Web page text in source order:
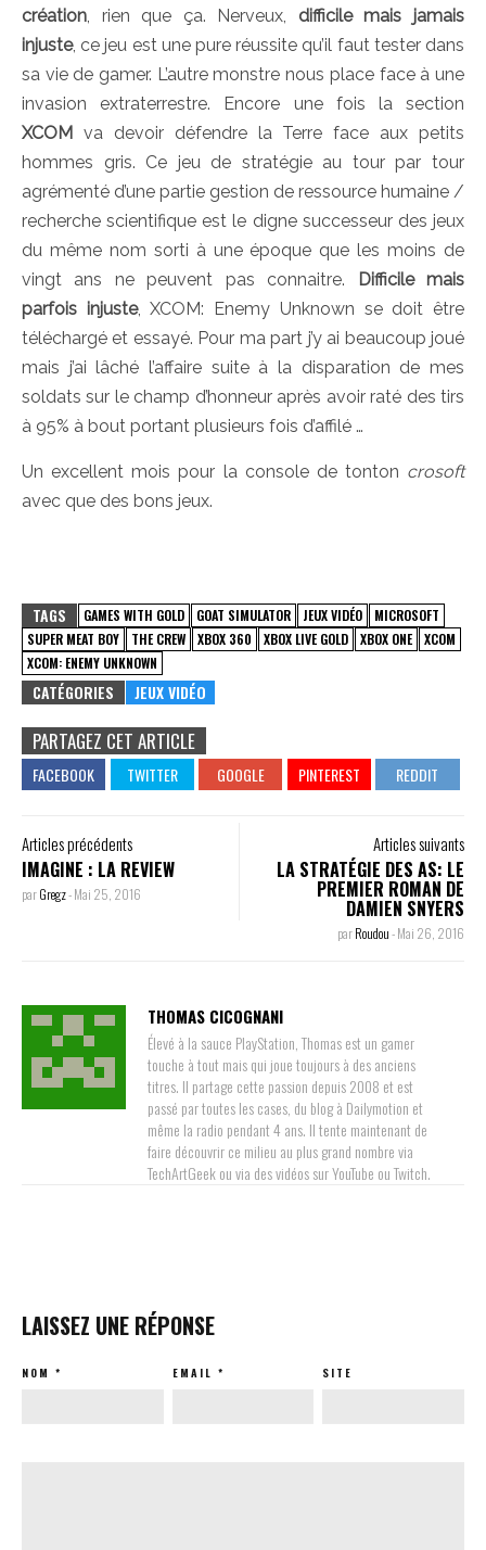
création, rien que ça. Nerveux, difficile mais jamais
injuste, ce jeu est une pure réussite qu’il faut tester dans
sa vie de gamer. L’autre monstre nous place face à une
invasion extraterrestre. Encore une fois la section
XCOM
va devoir défendre la Terre face aux petits
hommes gris. Ce jeu de stratégie au tour par tour
agrémenté d’une partie gestion de ressource humaine /
recherche scientifique est le digne successeur des jeux
du même nom sorti à une époque que les moins de
vingt ans ne peuvent pas connaitre.
Difficile mais
parfois injuste, XCOM: Enemy Unknown se doit être
téléchargé et essayé. Pour ma part j’y ai beaucoup joué
mais j’ai lâché l’affaire suite à la disparation de mes
soldats sur le champ d’honneur après avoir raté des tirs
à 95% à bout portant plusieurs fois d’affilé …
Un excellent mois pour la console de tonton crosoft
avec que des bons jeux.
TAGS GAMES WITH GOLD GOAT SIMULATOR JEUX VIDÉO
MICROSOFT
SUPER MEAT BOY
THE CREW XBOX 360 XBOX LIVE GOLD XBOX ONE
XCOM
XCOM: ENEMY UNKNOWN
CATÉGORIES JEUX VIDÉO
PARTAGEZ CET ARTICLE
Articles précédents
IMAGINE : LA REVIEW
parGregz-Mai 25, 2016
Articles suivants
LA STRATÉGIE DES AS: LE
PREMIER ROMAN DE
DAMIEN SNYERS
parRoudou-Mai 26, 2016
THOMAS CICOGNANI
Élevé à la sauce PlayStation, Thomas est un gamer
touche à tout mais qui joue toujours à des anciens
titres. Il partage cette passion depuis 2008 et est
passé par toutes les cases, du blog à Dailymotion et
même la radio pendant 4 ans. Il tente maintenant de
faire découvrir ce milieu au plus grand nombre via
TechArtGeek ou via des vidéos sur YouTube ou Twitch.
LAISSEZ UNE RÉPONSE
NOM * EMAIL * SITE